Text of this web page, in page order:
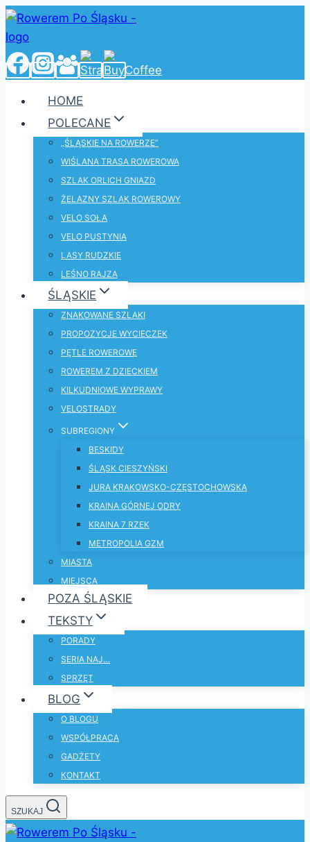
Przejdź
do
treści
HOME
POLECANE
„ŚLĄSKIE NA ROWERZE”
WIŚLANA TRASA ROWEROWA
SZLAK ORLICH GNIAZD
ŻELAZNY SZLAK ROWEROWY
VELO SOŁA
VELO PUSTYNIA
LASY RUDZKIE
LEŚNO RAJZA
ŚLĄSKIE
ZNAKOWANE SZLAKI
PROPOZYCJE WYCIECZEK
PĘTLE ROWEROWE
ROWEREM Z DZIECKIEM
KILKUDNIOWE WYPRAWY
VELOSTRADY
SUBREGIONY
BESKIDY
ŚLĄSK CIESZYŃSKI
JURA KRAKOWSKO-CZĘSTOCHOWSKA
KRAINA GÓRNEJ ODRY
KRAINA 7 RZEK
METROPOLIA GZM
MIASTA
MIEJSCA
POZA ŚLĄSKIE
TEKSTY
PORADY
SERIA NAJ…
SPRZĘT
BLOG
O BLOGU
WSPÓŁPRACA
GADŻETY
KONTAKT
SZUKAJ